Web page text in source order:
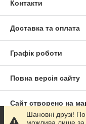
Контакти
Доставка та оплата
Графік роботи
Повна версія сайту
Сайт створено на
Шановні друзі!